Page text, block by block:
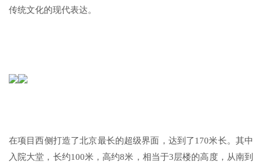
传统文化的现代表达。
在项目西侧打造了北京最长的超级界面，达到了170米长。其中
入院大堂，长约100米，高约8米，相当于3层楼的高度，从南到